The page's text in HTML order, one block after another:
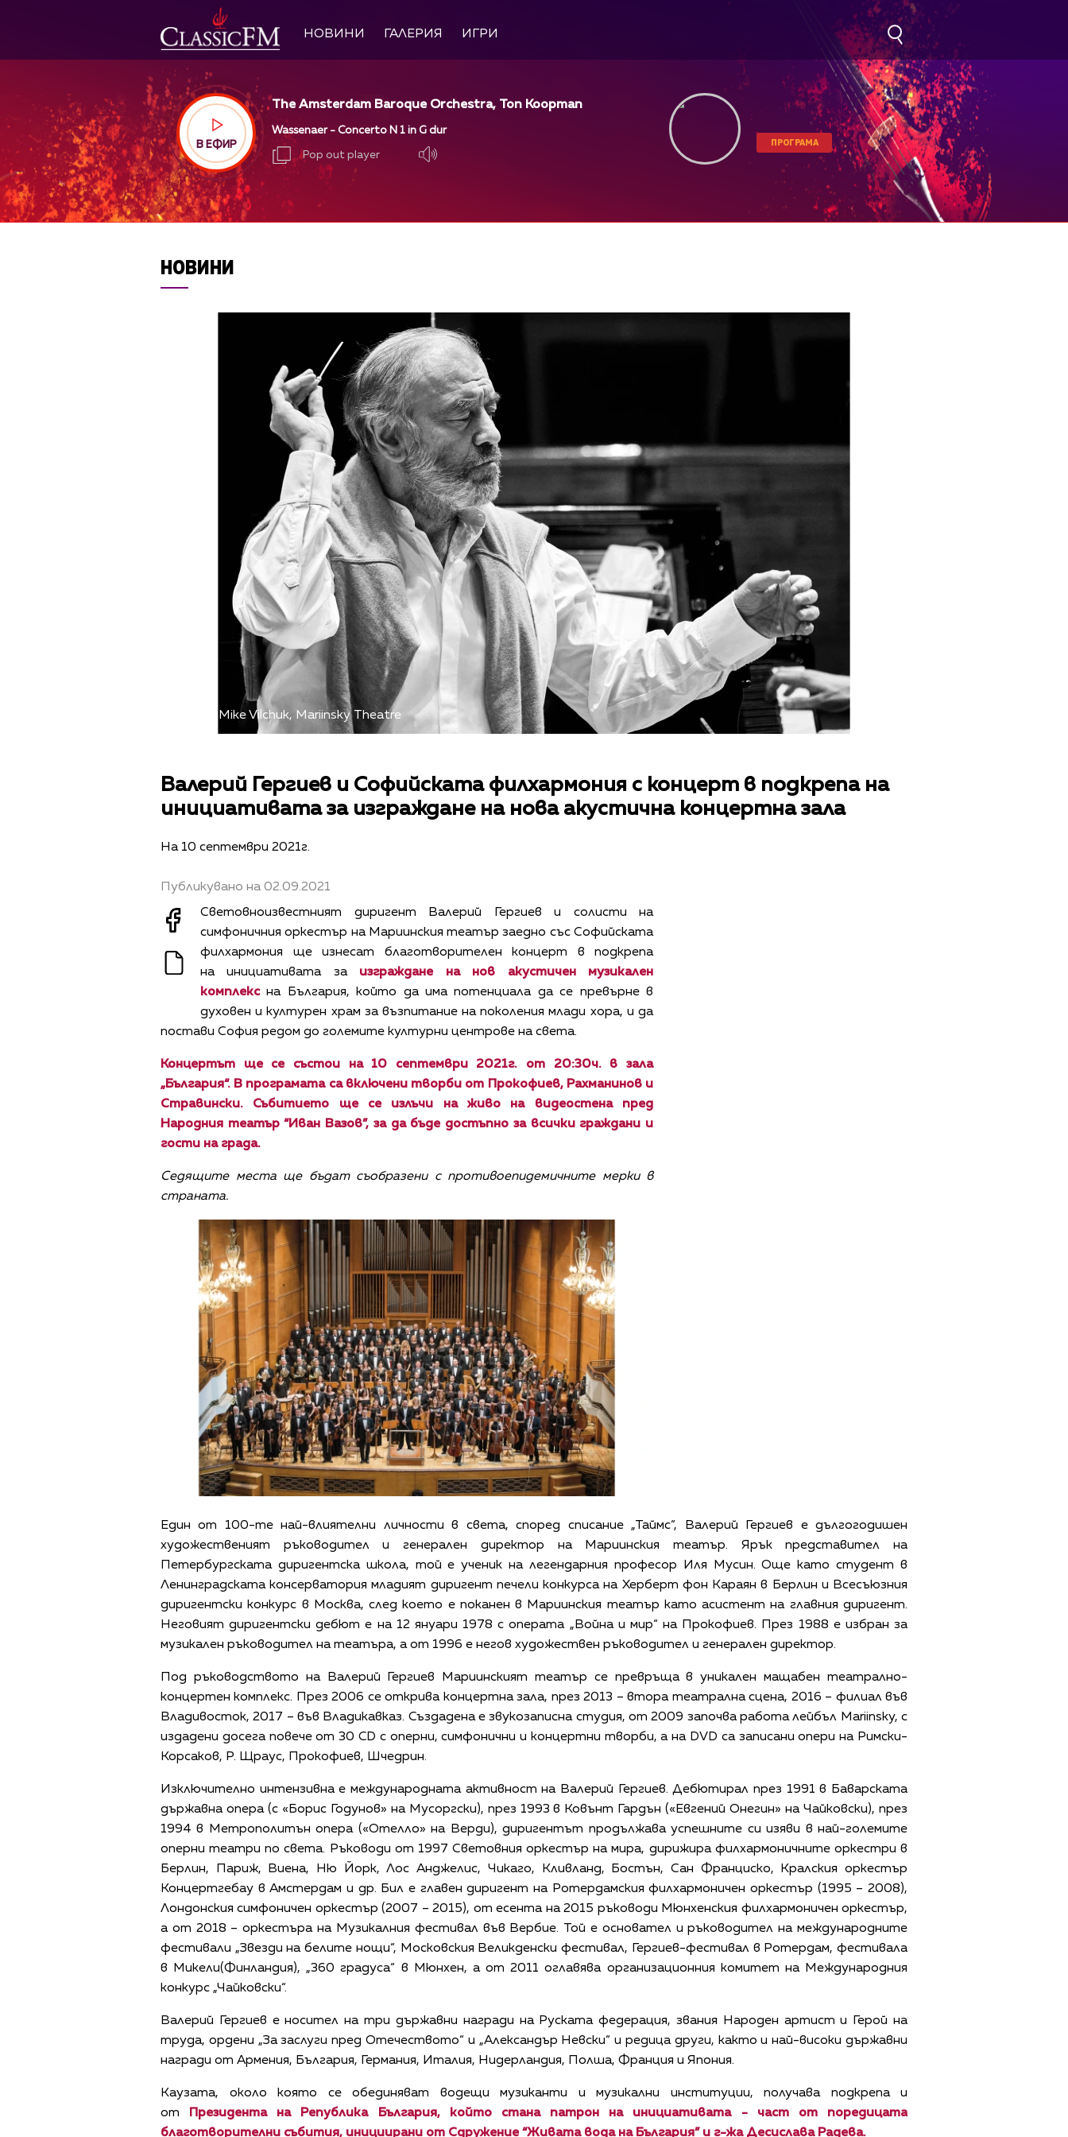
НОВИНИ ГАЛЕРИЯ ИГРИ
В ЕФИР
The Amsterdam Baroque Orchestra, Ton Koopman
Wassenaer - Concerto N 1 in G dur
Pop out player
ПРОГРАМА
НОВИНИ
Снимка: Mike Vilchuk, Mariinsky Theatre
Валерий Гергиев и Софийската филхармония с концерт в подкрепа на
инициативата за изграждане на нова акустична концертна зала
На 10 септември 2021г.
Публикувано на 02.09.2021
Световноизвестният диригент Валерий Гергиев и солисти на
симфоничния оркестър на Мариинския театър заедно със Софийската
филхармония ще изнесат благотворителен концерт в подкрепа
на инициативата за изграждане на нов акустичен музикален
комплексна България, който да има потенциала да се превърне в
духовен и културен храм за възпитание на поколения млади хора, и да
постави София редом до големите културни центрове на света.
Концертът ще се състои на 10 септември 2021г. от 20:30ч. в зала
„България“. В програмата са включени творби от Прокофиев, Рахманинов и
Стравински. Събитието ще се излъчи на живо на видеостена пред
Народния театър “Иван Вазов”, за да бъде достъпно за всички граждани и
гости на града.
Седящите места ще бъдат съобразени с противоепидемичнитe мерки в
страната.
Един от 100-те най-влиятелни личности в света, според списание „Таймс“, Валерий Гергиев е дългогодишен
художественият ръководител и генерален директор на Мариинския театър. Ярък представител на
Петербургската диригентска школа, той е ученик на легендарния професор Иля Мусин. Още като студент в
Ленинградската консерватория младият диригент печели конкурса на Херберт фон Караян в Берлин и Всесъюзния
диригентски конкурс в Москва, след което е поканен в Мариинския театър като асистент на главния диригент.
Неговият диригентски дебют е на 12 януари 1978 с операта „Война и мир“ на Прокофиев. През 1988 е избран за
музикален ръководител на театъра, а от 1996 е негов художествен ръководител и генерален директор.
Под ръководството на Валерий Гергиев Мариинският театър се превръща в уникален мащабен театрално-
концертен комплекс. През 2006 се открива концертна зала, през 2013 – втора театрална сцена, 2016 – филиал във
Владивосток, 2017 – във Владикавказ. Създадена е звукозаписна студия, от 2009 започва работа лейбъл Mariinsky, с
издадени досега повече от 30 CD с оперни, симфонични и концертни творби, а на DVD са записани опери на Римски-
Корсаков, Р. Щраус, Прокофиев, Шчедрин.
Изключително интензивна е международната активност на Валерий Гергиев. Дебютирал през 1991 в Баварската
държавна опера (с «Борис Годунов» на Мусоргски), през 1993 в Ковънт Гардън («Евгений Онегин» на Чайковски), през
1994 в Метрополитън опера («Отелло» на Верди), диригентът продължава успешните си изяви в най-големите
оперни театри по света. Ръководи от 1997 Световния оркестър на мира, дирижира филхармоничните оркестри в
Берлин, Париж, Виена, Ню Йорк, Лос Анджелис, Чикаго, Кливланд, Бостън, Сан Франциско, Кралския оркестър
Концертгебау в Амстердам и др. Бил е главен диригент на Ротердамския филхармоничен оркестър (1995 – 2008),
Лондонския симфоничен оркестър (2007 – 2015), от есента на 2015 ръководи Мюнхенския филхармоничен оркестър,
а от 2018 – оркестъра на Музикалния фестивал във Вербие. Той е основател и ръководител на международните
фестивали „Звезди на белите нощи“, Московския Великденски фестивал, Гергиев-фестивал в Ротердам, фестивала
в Микели(Финландия), „360 градуса“ в Мюнхен, а от 2011 оглавява организационния комитет на Международния
конкурс „Чайковски“.
Валерий Гергиев е носител на три държавни награди на Руската федерация, звания Народен артист и Герой на
труда, ордени „За заслуги пред Отечеството“ и „Александър Невски“ и редица други, както и най-високи държавни
награди от Армения, България, Германия, Италия, Нидерландия, Полша, Франция и Япония.
Каузата, около която се обединяват водещи музиканти и музикални институции, получава подкрепа и
от Президента на Република България, който стана патрон на инициативата - част от поредицата
благотворителни събития, инициирани от Сдружение “Живата вода на България” и г-жа Десислава Радева.